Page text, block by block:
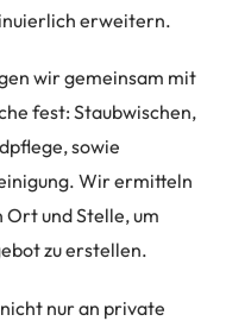
erweitern.
wir gemeinsam mit
fest: Staubwischen,
sowie
Wir ermitteln
und Stelle, um
zu erstellen.
nur an private